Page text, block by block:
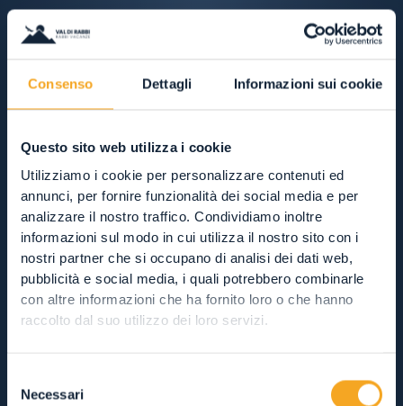
Consenso Dettagli Informazioni sui cookie
Questo sito web utilizza i cookie
Utilizziamo i cookie per personalizzare contenuti ed
annunci, per fornire funzionalità dei social media e per
analizzare il nostro traffico. Condividiamo inoltre
informazioni sul modo in cui utilizza il nostro sito con i
nostri partner che si occupano di analisi dei dati web,
pubblicità e social media, i quali potrebbero combinarle
con altre informazioni che ha fornito loro o che hanno
raccolto dal suo utilizzo dei loro servizi.
delNecessari